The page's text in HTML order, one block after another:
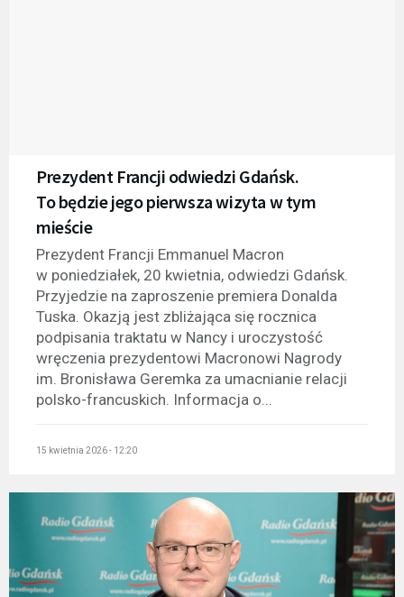
Prezydent Francji odwiedzi Gdańsk.
To będzie jego pierwsza wizyta w tym
mieście
Prezydent Francji Emmanuel Macron
w poniedziałek, 20 kwietnia, odwiedzi Gdańsk.
Przyjedzie na zaproszenie premiera Donalda
Tuska. Okazją jest zbliżająca się rocznica
podpisania traktatu w Nancy i uroczystość
wręczenia prezydentowi Macronowi Nagrody
im. Bronisława Geremka za umacnianie relacji
polsko-francuskich. Informacja o...
15 kwietnia 2026 - 12:20